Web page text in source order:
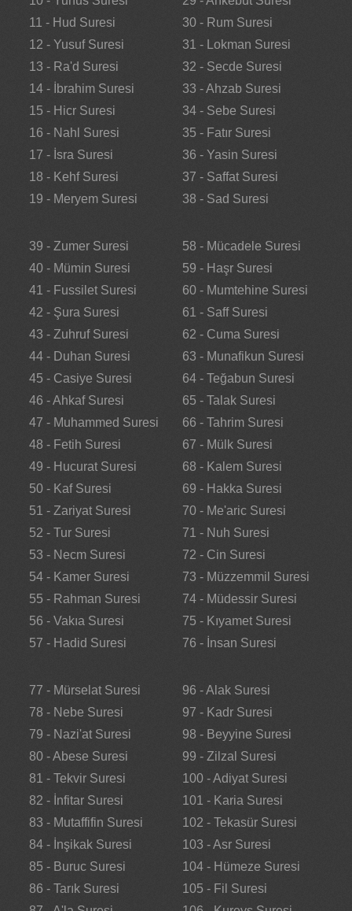
11 - Hud Suresi
12 - Yusuf Suresi
13 - Ra'd Suresi
14 - İbrahim Suresi
15 - Hicr Suresi
16 - Nahl Suresi
17 - İsra Suresi
18 - Kehf Suresi
19 - Meryem Suresi
30 - Rum Suresi
31 - Lokman Suresi
32 - Secde Suresi
33 - Ahzab Suresi
34 - Sebe Suresi
35 - Fatır Suresi
36 - Yasin Suresi
37 - Saffat Suresi
38 - Sad Suresi
39 - Zumer Suresi
40 - Mümin Suresi
41 - Fussilet Suresi
42 - Şura Suresi
43 - Zuhruf Suresi
44 - Duhan Suresi
45 - Casiye Suresi
46 - Ahkaf Suresi
47 - Muhammed Suresi
48 - Fetih Suresi
49 - Hucurat Suresi
50 - Kaf Suresi
51 - Zariyat Suresi
52 - Tur Suresi
53 - Necm Suresi
54 - Kamer Suresi
55 - Rahman Suresi
56 - Vakıa Suresi
57 - Hadid Suresi
58 - Mücadele Suresi
59 - Haşr Suresi
60 - Mumtehine Suresi
61 - Saff Suresi
62 - Cuma Suresi
63 - Munafikun Suresi
64 - Teğabun Suresi
65 - Talak Suresi
66 - Tahrim Suresi
67 - Mülk Suresi
68 - Kalem Suresi
69 - Hakka Suresi
70 - Me'aric Suresi
71 - Nuh Suresi
72 - Cin Suresi
73 - Müzzemmil Suresi
74 - Müdessir Suresi
75 - Kıyamet Suresi
76 - İnsan Suresi
77 - Mürselat Suresi
78 - Nebe Suresi
79 - Nazi'at Suresi
80 - Abese Suresi
81 - Tekvir Suresi
82 - İnfitar Suresi
83 - Mutaffifin Suresi
84 - İnşikak Suresi
85 - Buruc Suresi
86 - Tarık Suresi
96 - Alak Suresi
97 - Kadr Suresi
98 - Beyyine Suresi
99 - Zilzal Suresi
100 - Adiyat Suresi
101 - Karia Suresi
102 - Tekasür Suresi
103 - Asr Suresi
104 - Hümeze Suresi
105 - Fil Suresi